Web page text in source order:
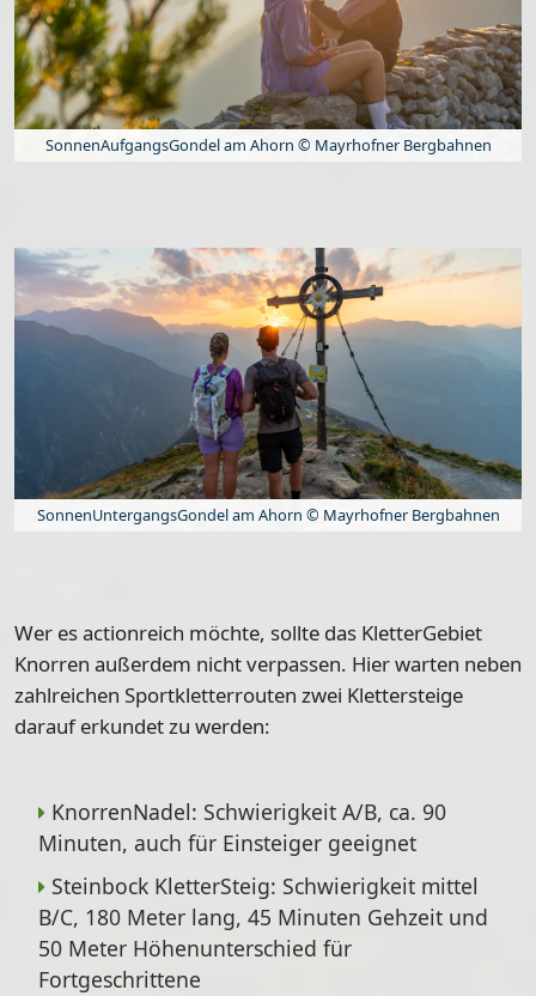
SonnenAufgangsGondel am Ahorn © Mayrhofner Bergbahnen
SonnenUntergangsGondel am Ahorn © Mayrhofner Bergbahnen
Wer es actionreich möchte, sollte das KletterGebiet
Knorren außerdem nicht verpassen. Hier warten neben
zahlreichen Sportkletterrouten zwei Klettersteige
darauf erkundet zu werden:
KnorrenNadel: Schwierigkeit A/B, ca. 90
Minuten, auch für Einsteiger geeignet
Steinbock KletterSteig: Schwierigkeit mittel
B/C, 180 Meter lang, 45 Minuten Gehzeit und
50 Meter Höhenunterschied für
Fortgeschrittene